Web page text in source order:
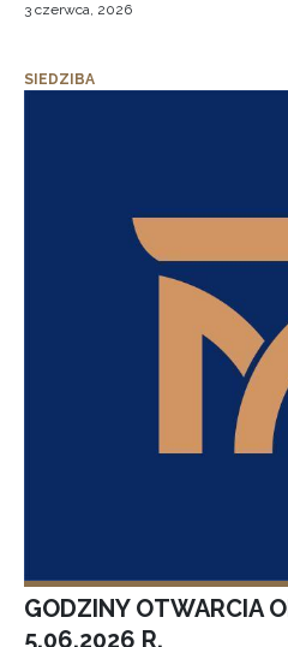
3 czerwca, 2026
SIEDZIBA
GODZINY OTWARCIA
5.06.2026 R.